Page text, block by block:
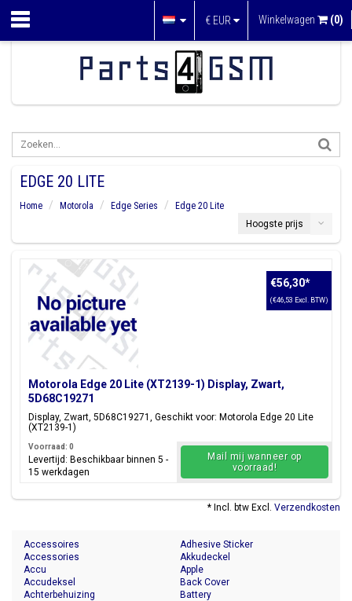
€ EUR Winkelwagen (0)
EDGE 20 LITE
Home Motorola Edge Series
Edge 20 Lite
Hoogste prijs
Motorola Edge 20 Lite (XT2139-1) Display, Zwart,
5D68C19271
Display, Zwart, 5D68C19271, Geschikt voor: Motorola Edge 20 Lite
(XT2139-1)
€56,30*
(€46,53 Excl. BTW)
Voorraad: 0
Levertijd: Beschikbaar binnen 5 -
15 werkdagen
Mail mij wanneer op
voorraad!
* Incl. btw Excl. Verzendkosten
Accessoires
Accessories
Accu
Accudeksel
Achterbehuizing
Adhesive Sticker
Akkudeckel
Apple
Back Cover
Battery